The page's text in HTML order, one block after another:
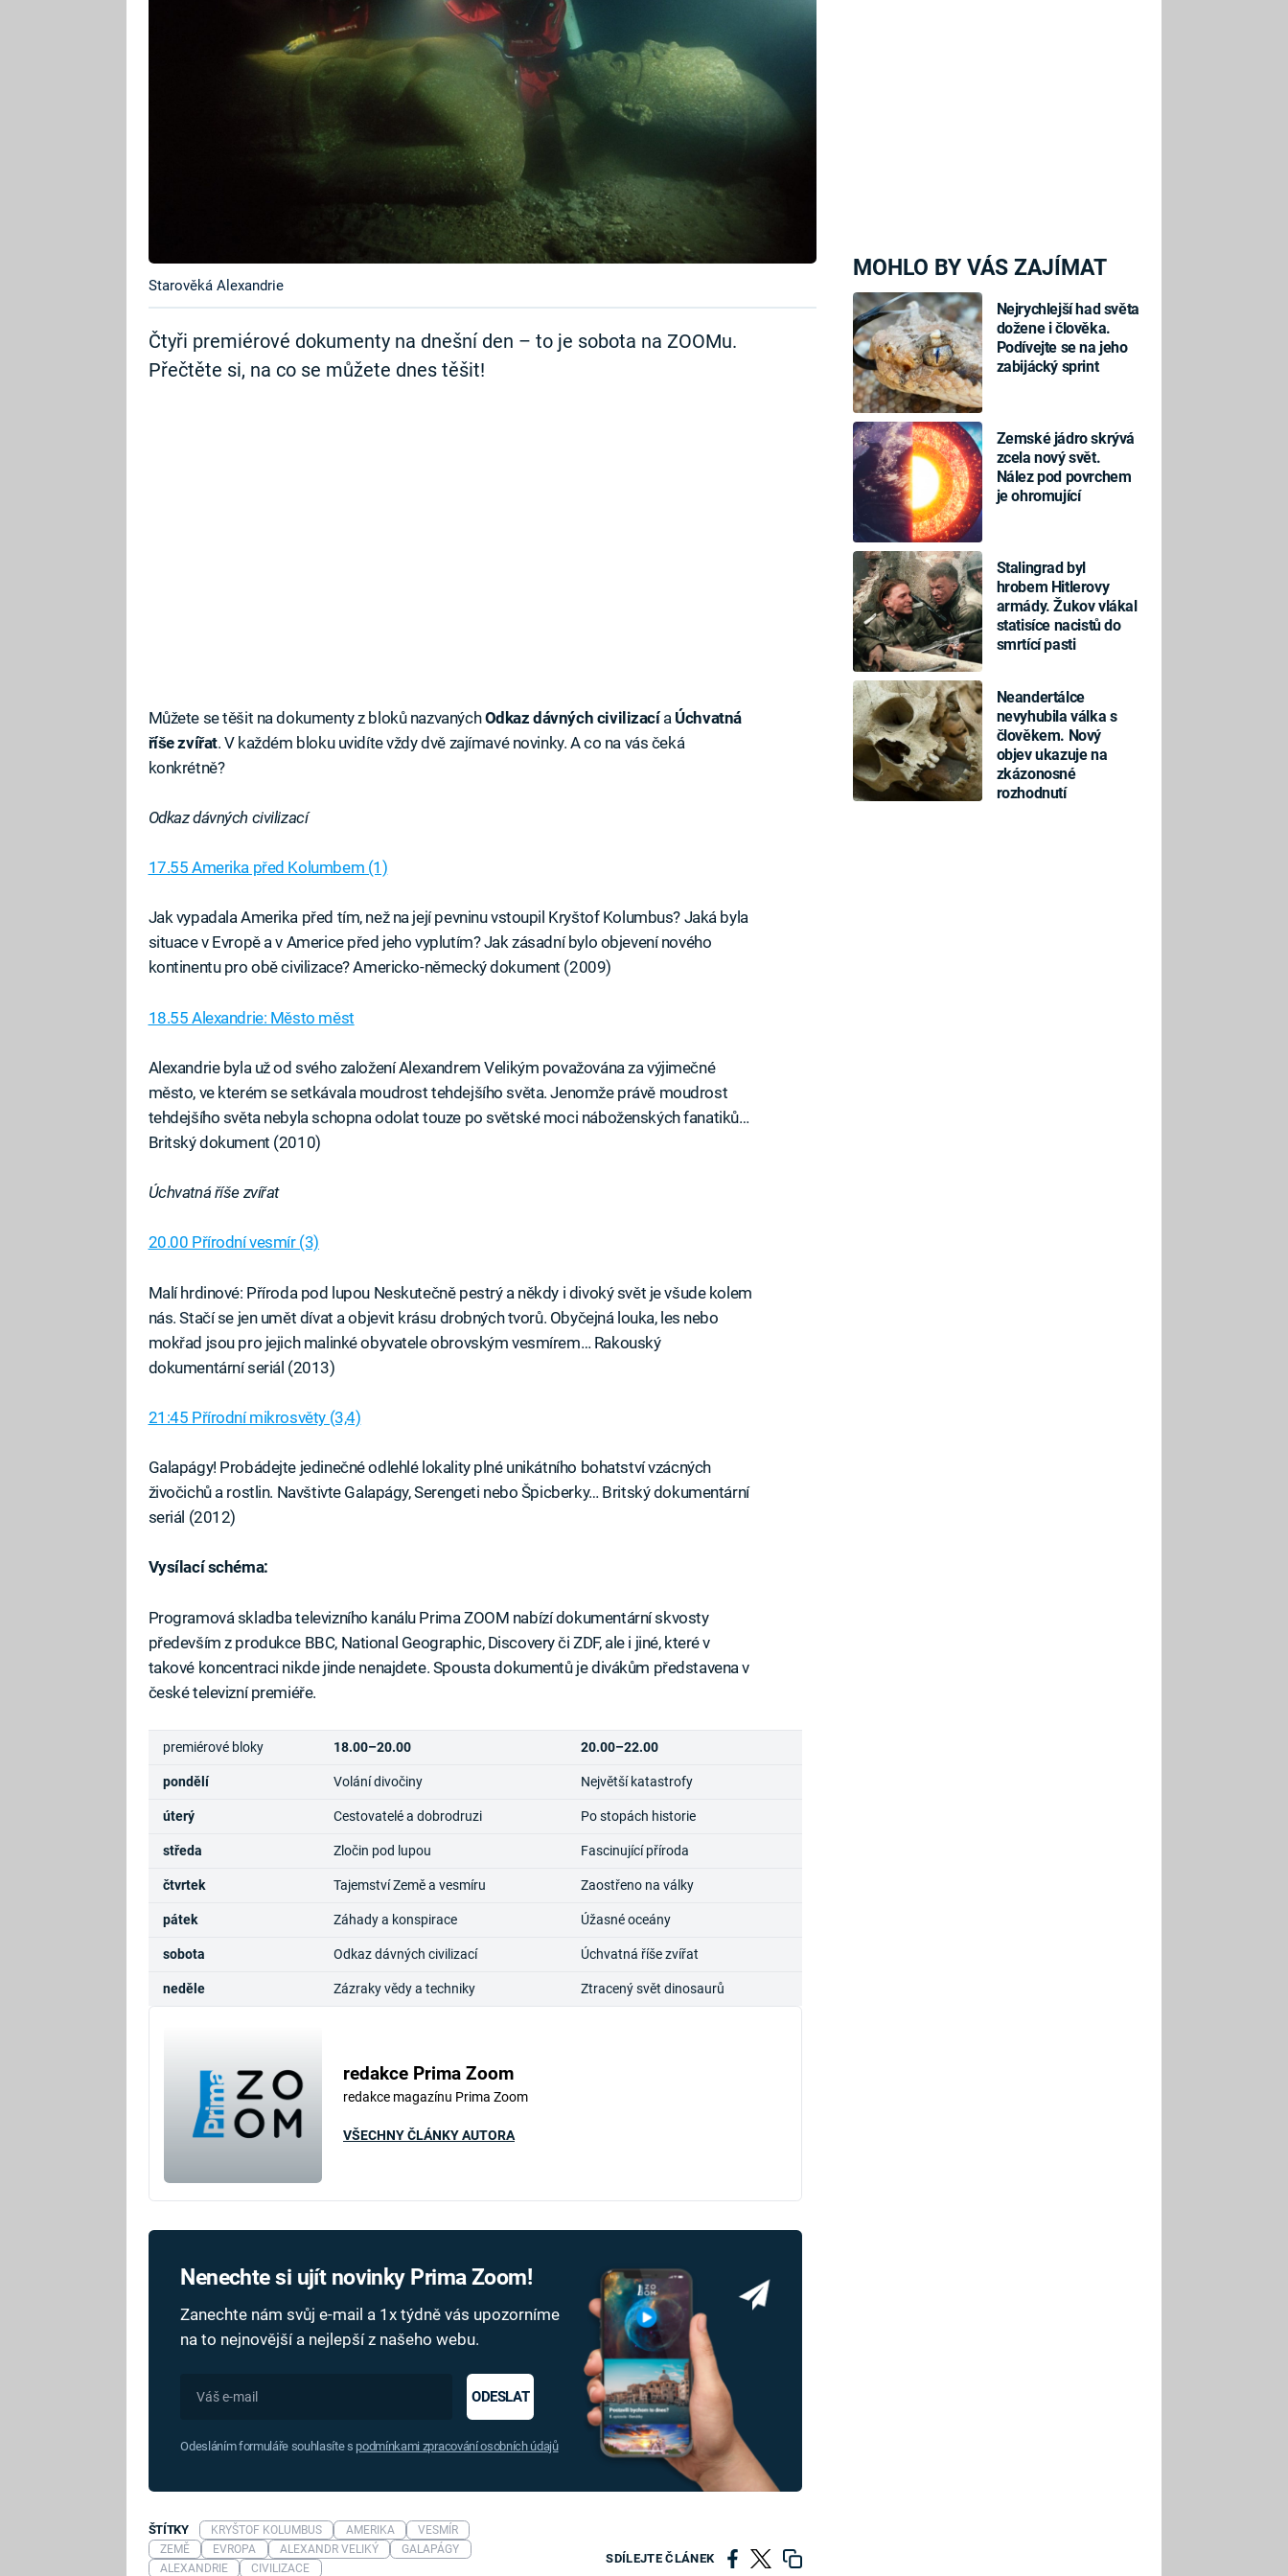
MOHLO BY VÁS ZAJÍMAT
Nejrychlejší had světa
dožene i člověka.
Podívejte se na jeho
zabijácký sprint
Zemské jádro skrývá
zcela nový svět.
Nález pod povrchem
je ohromující
Stalingrad byl
hrobem Hitlerovy
armády. Žukov vlákal
statisíce nacistů do
smrtící pasti
Neandertálce
nevyhubila válka s
člověkem. Nový
objev ukazuje na
zkázonosné
rozhodnutí
Starověká Alexandrie
Čtyři premiérové dokumenty na dnešní den – to je sobota na ZOOMu.
Přečtěte si, na co se můžete dnes těšit!
Můžete se těšit na dokumenty z bloků nazvanýchOdkaz dávných civilizacía Úchvatná
říše zvířat. V každém bloku uvidíte vždy dvě zajímavé novinky. A co na vás čeká
konkrétně?
Odkaz dávných civilizací
17.55 Amerika před Kolumbem (1)
Jak vypadala Amerika před tím, než na její pevninu vstoupil Kryštof Kolumbus? Jaká byla
situace v Evropě a v Americe před jeho vyplutím? Jak zásadní bylo objevení nového
kontinentu pro obě civilizace? Americko-německý dokument (2009)
18.55 Alexandrie: Město měst
Alexandrie byla už od svého založení Alexandrem Velikým považována za výjimečné
město, ve kterém se setkávala moudrost tehdejšího světa. Jenomže právě moudrost
tehdejšího světa nebyla schopna odolat touze po světské moci náboženských fanatiků…
Britský dokument (2010)
Úchvatná říše zvířat
20.00 Přírodní vesmír (3)
Malí hrdinové: Příroda pod lupou Neskutečně pestrý a někdy i divoký svět je všude kolem
nás. Stačí se jen umět dívat a objevit krásu drobných tvorů. Obyčejná louka, les nebo
mokřad jsou pro jejich malinké obyvatele obrovským vesmírem… Rakouský
dokumentární seriál (2013)
21:45 Přírodní mikrosvěty (3,4)
Galapágy! Probádejte jedinečné odlehlé lokality plné unikátního bohatství vzácných
živočichů a rostlin. Navštivte Galapágy, Serengeti nebo Špicberky… Britský dokumentární
seriál (2012)
Vysílací schéma:
Programová skladba televizního kanálu Prima ZOOM nabízí dokumentární skvosty
především z produkce BBC, National Geographic, Discovery či ZDF, ale i jiné, které v
takové koncentraci nikde jinde nenajdete. Spousta dokumentů je divákům představena v
české televizní premiéře.
premiérové bloky 18.00–20.00 20.00–22.00
pondělí Volání divočiny Největší katastrofy
úterý Cestovatelé a dobrodruzi Po stopách historie
středa Zločin pod lupou Fascinující příroda
čtvrtek Tajemství Země a vesmíru Zaostřeno na války
pátek Záhady a konspirace Úžasné oceány
sobota Odkaz dávných civilizací Úchvatná říše zvířat
neděle Zázraky vědy a techniky Ztracený svět dinosaurů
redakce Prima Zoom
redakce magazínu Prima Zoom
VŠECHNY ČLÁNKY AUTORA
Nenechte si ujít novinky Prima Zoom!
Zanechte nám svůj e-mail a 1x týdně vás upozorníme
na to nejnovější a nejlepší z našeho webu.
ODESLAT
Odesláním formuláře souhlasíte s podmínkami zpracování osobních údajů
SDÍLEJTE ČLÁNEK
ŠTÍTKY KRYŠTOF KOLUMBUS AMERIKA
VESMÍR
ZEMĚ
EVROPA ALEXANDR VELIKÝ
GALAPÁGY
ALEXANDRIE
CIVILIZACE